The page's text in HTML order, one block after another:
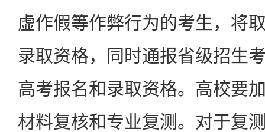
虚作假等作弊行为的考生，将
录取资格，同时通报省级招生
高考报名和录取资格。高校要
材料复核和专业复测。对于复